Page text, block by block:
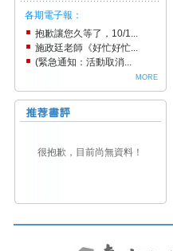
各期電子報：
抱歉讓您久等了，10/1...
施政廷老師《好忙好忙...
(緊急通知：活動取消...
MORE
很抱歉，目前尚無資料！